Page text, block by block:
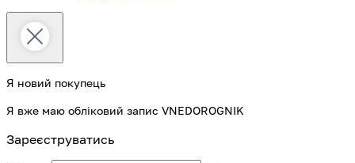
Я новий покупець
Я вже маю обліковий запис VNEDOROGNIK
Зареєструватись